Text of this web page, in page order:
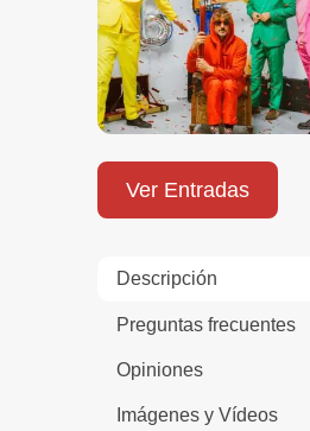
Ver Entradas
Descripción
Preguntas frecuentes
Opiniones
Imágenes y Vídeos